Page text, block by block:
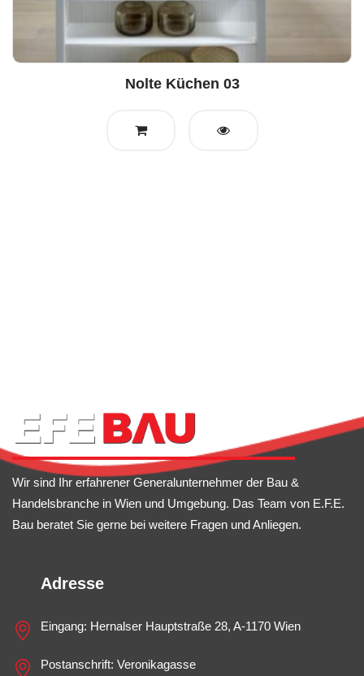
Nolte Küchen 03
Wir sind Ihr erfahrener Generalunternehmer der Bau &
Handelsbranche in Wien und Umgebung. Das Team von E.F.E.
Bau beratet Sie gerne bei weitere Fragen und Anliegen.
Adresse
Eingang: Hernalser Hauptstraße 28, A-1170 Wien
Postanschrift: Veronikagasse